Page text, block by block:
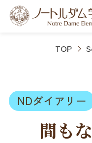
TOP
NDダイアリー
間も